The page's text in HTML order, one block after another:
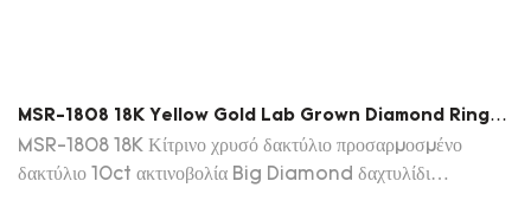
MSR-1808 18K Yellow Gold Lab Grown Diamond Ring
10Ct Radiant Cut Big Diamond Δαχτυλίδι Αρραβώνων
Πλήρης Αιωνιότητα Ρύθμιση
MSR-1808 18K Κίτρινο χρυσό δακτύλιο προσαρμοσμένο
δακτύλιο 10ct ακτινοβολία Big Diamond δαχτυλίδι